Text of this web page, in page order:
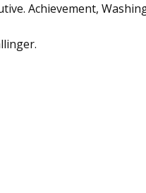
Achievement,